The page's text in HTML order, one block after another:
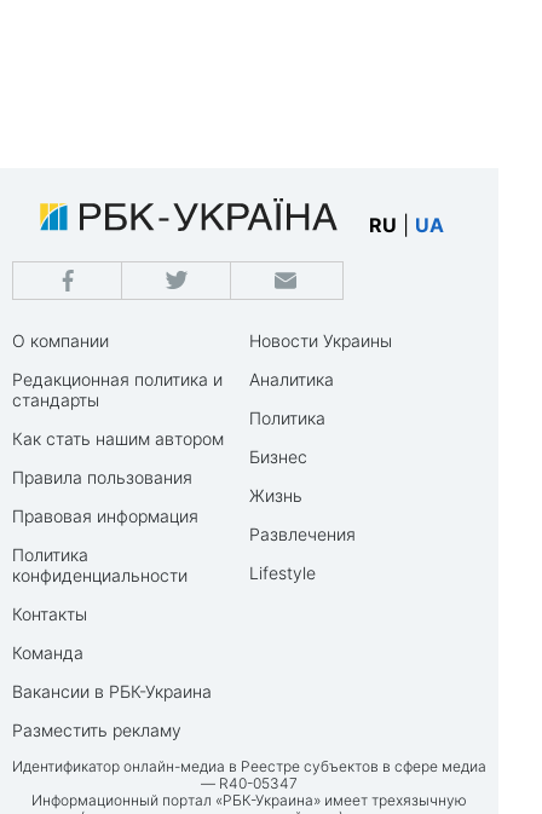
RU UA
О компании
Редакционная политика и
стандарты
Как стать нашим автором
Правила пользования
Правовая информация
Политика
конфиденциальности
Контакты
Команда
Вакансии в РБК-Украина
Разместить рекламу
Новости Украины
Аналитика
Политика
Бизнес
Жизнь
Развлечения
Lifestyle
Идентификатор онлайн-медиа в Реестре субъектов в сфере медиа
— R40-05347
Информационный портал «РБК-Украина» имеет трехязычную